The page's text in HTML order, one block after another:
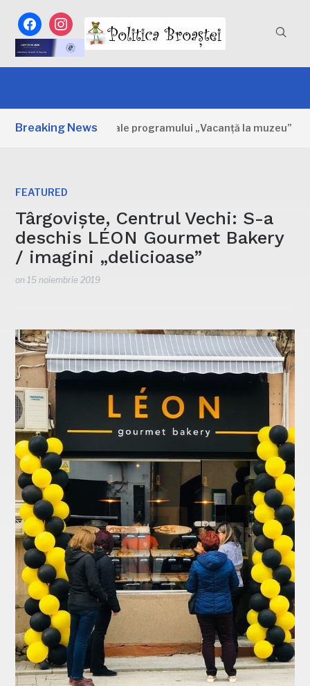
facebookinstagram
Breaking News
zile ale programului „Vacanță la muzeu” O ZI AGO
FEATURED
Târgoviște, Centrul Vechi: S-a
deschis LÉON Gourmet Bakery
/ imagini „delicioase”
on 15 noiembrie 2019